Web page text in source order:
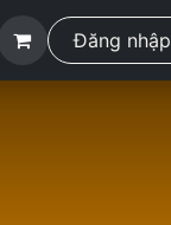
Đăng nhập